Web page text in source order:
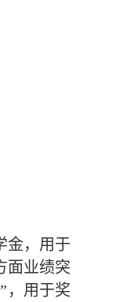
金，用于
面业绩突
，用于奖